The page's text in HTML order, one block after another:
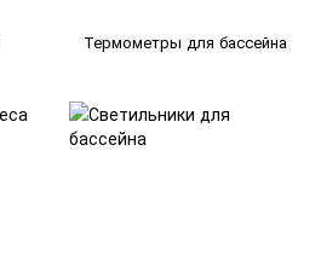
Термометры для бассейна